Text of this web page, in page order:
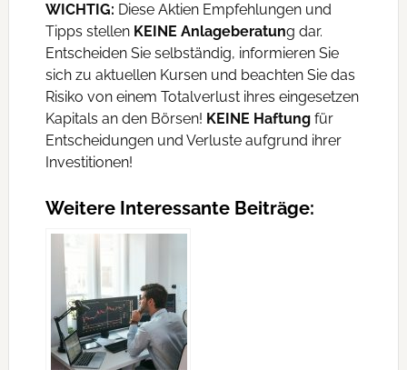
WICHTIG: Diese Aktien Empfehlungen und
Tipps stellen KEINE Anlageberatung dar.
Entscheiden Sie selbständig, informieren Sie
sich zu aktuellen Kursen und beachten Sie das
Risiko von einem Totalverlust ihres eingesetzen
Kapitals an den Börsen! KEINE Haftungfür
Entscheidungen und Verluste aufgrund ihrer
Investitionen!
Weitere Interessante Beiträge: